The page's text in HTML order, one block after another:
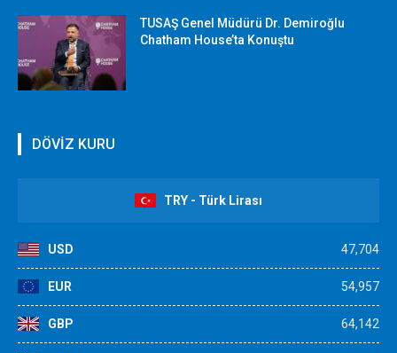
TUSAŞ Genel Müdürü Dr. Demiroğlu
Chatham House’ta Konuştu
DÖVİZ KURU
TRY - Türk Lirası
USD 47,704
EUR 54,957
GBP 64,142